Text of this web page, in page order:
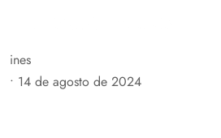
ines
• 14 de agosto de 2024